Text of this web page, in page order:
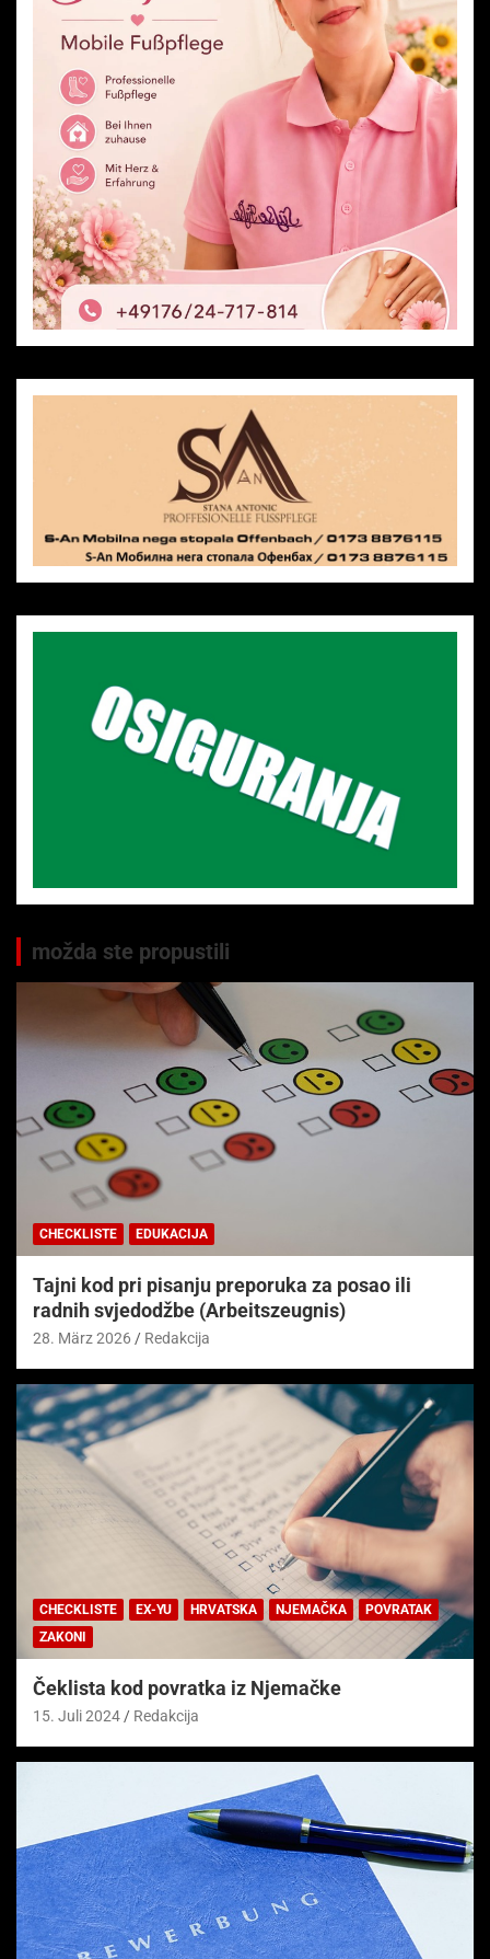
možda ste propustili
CHECKLISTE EDUKACIJA
Tajni kod pri pisanju preporuka za posao ili
radnih svjedodžbe (Arbeitszeugnis)
28. März 2026 Redakcija
CHECKLISTE EX-YU HRVATSKA NJEMAČKA
POVRATAK
ZAKONI
Čeklista kod povratka iz Njemačke
15. Juli 2024 Redakcija